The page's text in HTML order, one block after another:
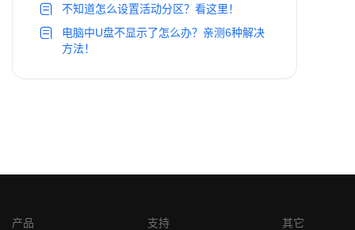
不知道怎么设置活动分区？看这里！
电脑中U盘不显示了怎么办？亲测6种解决
方法！
产品 支持 其它